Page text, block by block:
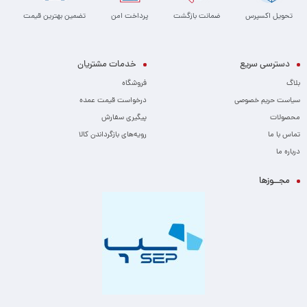
تحویل اکسپرس ضمانت بازگشت پرداخت امن تضمین بهترین قیمت
دسترسی سریع
بلاگ
سیاست حریم خصوصی
محصولات
تماس با ما
درباره ما
خدمات مشتریان
فروشگاه
درخواست قیمت عمده
پیگیری سفارش
رویه‌های بازگرداندن کالا
مجــوزها